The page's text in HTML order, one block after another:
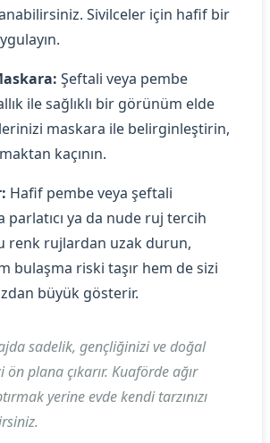
Sivilceler için hafif bir
Şeftali veya pembe
ile sağlıklı bir görünüm elde
maskara ile belirginleştirin,
kaçının.
Hafif pembe veya şeftali
parlatıcı ya da nude ruj tercih
renk rujlardan uzak durun,
bulaşma riski taşır hem de sizi
büyük gösterir.
sadelik, gençliğinizi ve doğal
plana çıkarır. Kuaförde ağır
yerine evde kendi tarzınızı